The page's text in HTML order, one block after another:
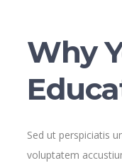
Why
Sed ut perspiciatis
voluptatem